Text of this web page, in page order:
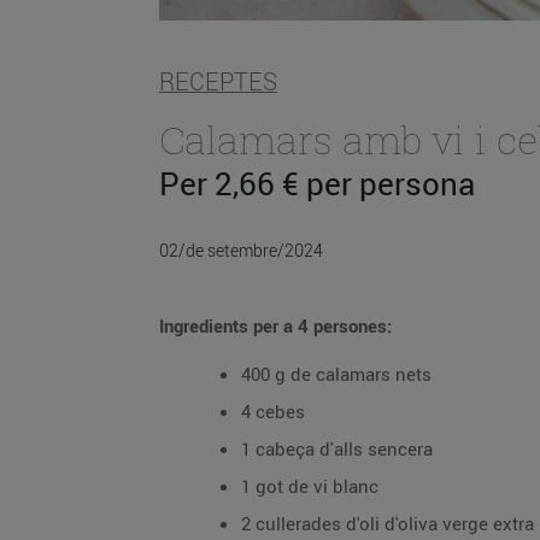
RECEPTES
Calamars amb vi i
Per 2,66 € per persona
02/de setembre/2024
Ingredients per a 4 persones:
400 g de calamars nets
4 cebes
1 cabeça d'alls sencera
1 got de vi blanc
2 cullerades d'oli d'oliva verge extra